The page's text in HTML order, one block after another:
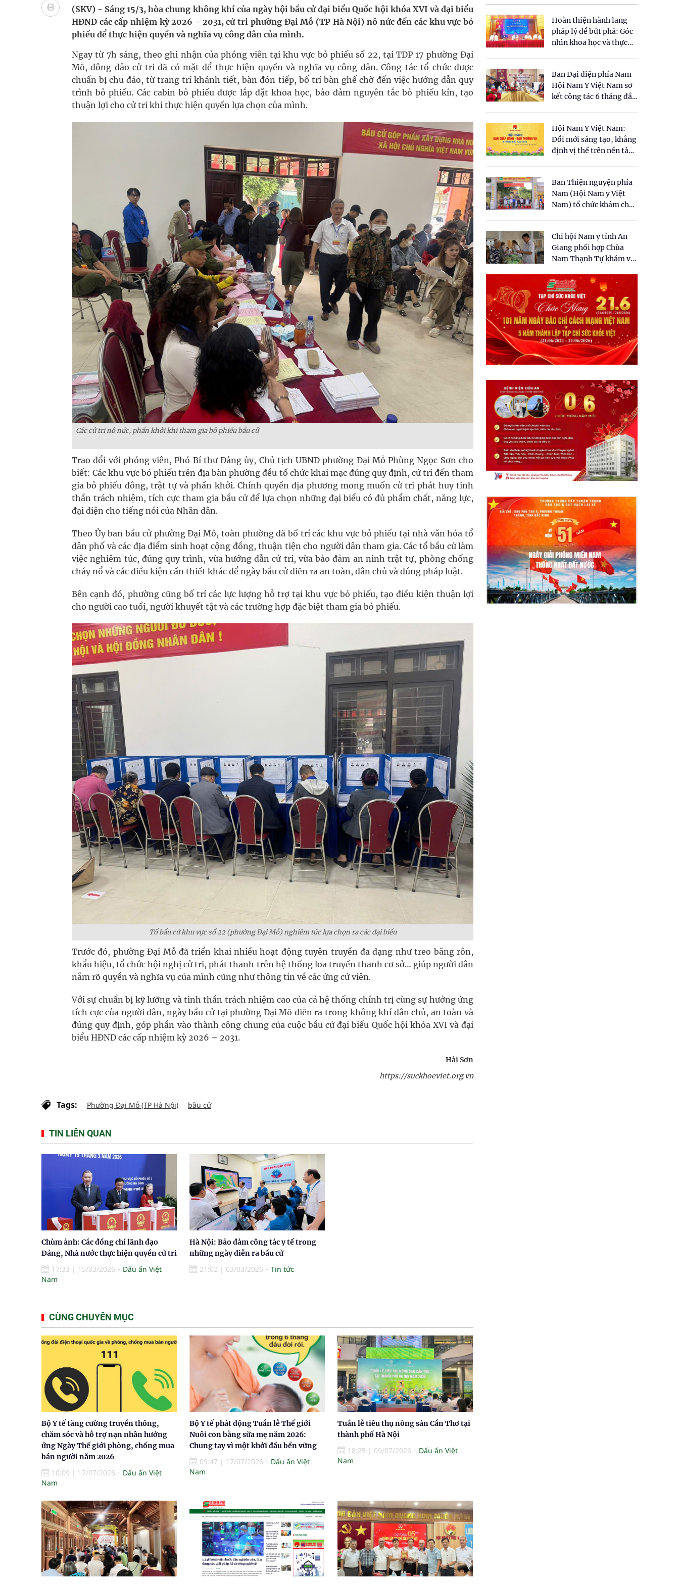
Tác Dụng Chống Kết Tập Tiểu Cầu Và Chống Đông Máu Của Các Loài Nhân Sâm (Panax Spp.): Tổng
Quan Bằng Chứng Dược Lý Và Cơ Chế Phân Tử
Xây dựng bản đồ mạng lưới cấp cứu ngoại viện toàn quốc
Dự báo thời tiết ngày 08/8/2026: Bắc Bộ nắng nóng, nhiệt độ cao nhất 35 độ
Đắk Lắk: Đẩy nhanh tiến độ khám sức khỏe định kỳ, khám sàng lọc cho người dân
(SKV) - Sáng 15/3, hòa chung không khí của ngày hội bầu cử đại biểu Quốc hội khóa XVI và đại biểu
HĐND các cấp nhiệm kỳ 2026 - 2031, cử tri phường Đại Mỗ (TP Hà Nội) nô nức đến các khu vực bỏ
phiếu để thực hiện quyền và nghĩa vụ công dân của mình.
Ngay từ 7h sáng, theo ghi nhận của phóng viên tại khu vực bỏ phiếu số 22, tại TDP 17 phường Đại
Mỗ, đông đảo cử tri đã có mặt để thực hiện quyền và nghĩa vụ công dân. Công tác tổ chức được
chuẩn bị chu đáo, từ trang trí khánh tiết, bàn đón tiếp, bố trí bàn ghế chờ đến việc hướng dẫn quy
trình bỏ phiếu. Các cabin bỏ phiếu được lắp đặt khoa học, bảo đảm nguyên tắc bỏ phiếu kín, tạo
thuận lợi cho cử tri khi thực hiện quyền lựa chọn của mình.
Các cử tri nô nức, phấn khởi khi tham gia bỏ phiếu bầu cử
Trao đổi với phóng viên, Phó Bí thư Đảng ủy, Chủ tịch UBND phường Đại Mỗ Phùng Ngọc Sơn cho
biết: Các khu vực bỏ phiếu trên địa bàn phường đều tổ chức khai mạc đúng quy định, cử tri đến tham
gia bỏ phiếu đông, trật tự và phấn khởi. Chính quyền địa phương mong muốn cử tri phát huy tinh
thần trách nhiệm, tích cực tham gia bầu cử để lựa chọn những đại biểu có đủ phẩm chất, năng lực,
đại diện cho tiếng nói của Nhân dân.
Theo Ủy ban bầu cử phường Đại Mỗ, toàn phường đã bố trí các khu vực bỏ phiếu tại nhà văn hóa tổ
dân phố và các địa điểm sinh hoạt cộng đồng, thuận tiện cho người dân tham gia. Các tổ bầu cử làm
việc nghiêm túc, đúng quy trình, vừa hướng dẫn cử tri, vừa bảo đảm an ninh trật tự, phòng chống
cháy nổ và các điều kiện cần thiết khác để ngày bầu cử diễn ra an toàn, dân chủ và đúng pháp luật.
Bên cạnh đó, phường cũng bố trí các lực lượng hỗ trợ tại khu vực bỏ phiếu, tạo điều kiện thuận lợi
cho người cao tuổi, người khuyết tật và các trường hợp đặc biệt tham gia bỏ phiếu.
Tổ bầu cử khu vực số 22 (phường Đại Mỗ) nghiêm túc lựa chọn ra các đại biểu
Trước đó, phường Đại Mỗ đã triển khai nhiều hoạt động tuyên truyền đa dạng như treo băng rôn,
khẩu hiệu, tổ chức hội nghị cử tri, phát thanh trên hệ thống loa truyền thanh cơ sở… giúp người dân
nắm rõ quyền và nghĩa vụ của mình cũng như thông tin về các ứng cử viên.
Với sự chuẩn bị kỹ lưỡng và tinh thần trách nhiệm cao của cả hệ thống chính trị cùng sự hưởng ứng
tích cực của người dân, ngày bầu cử tại phường Đại Mỗ diễn ra trong không khí dân chủ, an toàn và
đúng quy định, góp phần vào thành công chung của cuộc bầu cử đại biểu Quốc hội khóa XVI và đại
biểu HĐND các cấp nhiệm kỳ 2026 – 2031.
Hải Sơn
https://suckhoeviet.org.vn
Tags: Phường Đại Mỗ (TP Hà Nội) bầu cử
TIN LIÊN QUAN
Chùm ảnh: Các đồng chí lãnh đạo
Đảng, Nhà nước thực hiện quyền cử tri
17:33 | 15/03/2026
Dấu ấn Việt
Nam
Hà Nội: Bảo đảm công tác y tế trong
những ngày diễn ra bầu cử
21:02 | 03/03/2026 Tin tức
CÙNG CHUYÊN MỤC
Bộ Y tế tăng cường truyền thông,
chăm sóc và hỗ trợ nạn nhân hưởng
ứng Ngày Thế giới phòng, chống mua
bán người năm 2026
10:09 | 17/07/2026
Dấu ấn Việt
Nam
Bộ Y tế phát động Tuần lễ Thế giới
Nuôi con bằng sữa mẹ năm 2026:
Chung tay vì một khởi đầu bền vững
09:47 | 17/07/2026
Dấu ấn Việt
Nam
Tuần lễ tiêu thụ nông sản Cần Thơ tại
thành phố Hà Nội
18:25 | 09/07/2026
Dấu ấn Việt
Nam
Hoàn thiện hành lang
pháp lý để bứt phá: Góc
nhìn khoa học và thực
cho Luật Y dược cổ
truyền Việt Nam"
Ban Đại diện phía Nam
Hội Nam Y Việt Nam sơ
kết công tác 6 tháng đầu
Hội Nam Y Việt Nam:
Đổi mới sáng tạo, khẳng
định vị thế trên nền tảng
Ban Thiện nguyện phía
Nam (Hội Nam y Việt
Nam) tổ chức khám chữa
dân tại xã Tân Tập
Chi hội Nam y tỉnh An
Giang phối hợp Chùa
Nam Thạnh Tự khám và
nhân dân